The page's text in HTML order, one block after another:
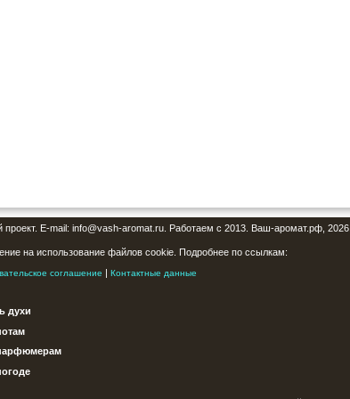
E-mail: info@vash-aromat.ru. Работаем с 2013. Ваш-аромат.рф, 2026.
на использование файлов cookie. Подробнее по ссылкам:
соглашение | Контактные данные
духи